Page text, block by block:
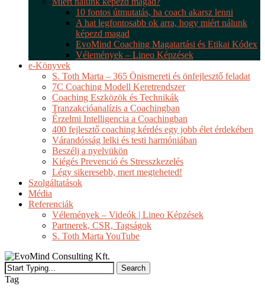
10 fontos útmutatás, ha coach akarsz lenni
A hat legfontosabb ok arra, hogy miért nálunk
képezd magad
EvoMind Coaching Magatartási és Etikai Kódex
Vélemények – Lineo Képzések
e-Könyvek
S. Toth Marta – 365 Önismereti és önfejlesztő feladat
7C Coaching Modell Keretrendszer
Coaching Eszközök és Technikák
Tranzakcióanalízis a Coachingban
Érzelmi Intelligencia a Coachingban
400 fejlesztő coaching kérdés egy jobb élet érdekében
Várandósság lelki és testi harmóniában
Beszélj a nyelvükön
Kiégés Prevenció és Stresszkezelés
Légy sikeresebb, mert megteheted!
Szolgáltatások
Média
Referenciák
Vélemények – Videók | Lineo Képzések
Partnerek, CSR, Tagságok
S. Toth Marta YouTube
Search
Close
Tag